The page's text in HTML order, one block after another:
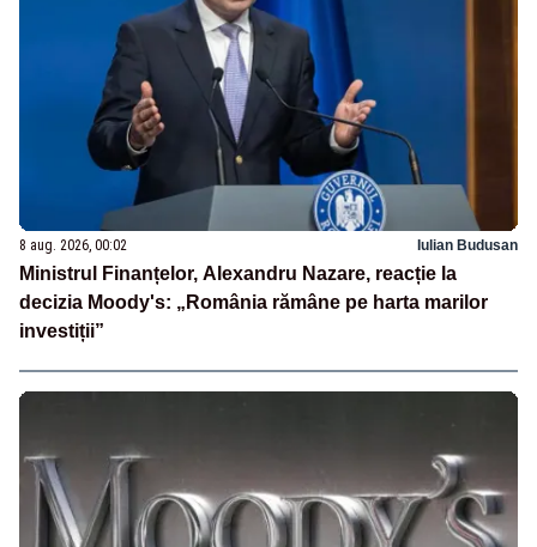
8 aug. 2026, 00:02 Iulian Budusan
Ministrul Finanțelor, Alexandru Nazare, reacție la
decizia Moody's: „România rămâne pe harta marilor
investiții”